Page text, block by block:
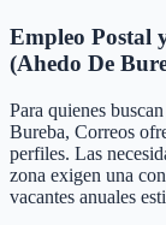
Empleo Postal
(Ahedo De
Para quienes
Bureba, Correos
perfiles. Las
zona exigen una
vacantes anuales